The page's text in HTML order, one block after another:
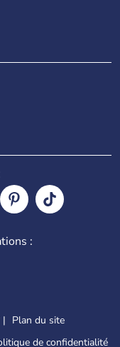
:
Plan du site
de confidentialité